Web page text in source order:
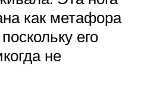
как метафора
его
не